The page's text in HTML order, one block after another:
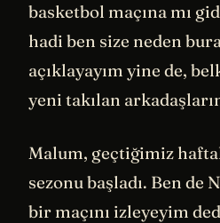
basketbol maçına mı
hadi ben size neden
açıklayayım yine de,
yeni takılan
Malum, geçtiğimiz
sezonu başladı. Ben de
bir maçını izleyeyim